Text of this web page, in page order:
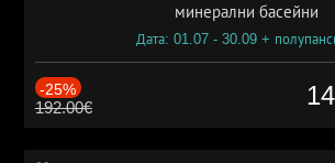
минерални басейни
Дата: 01.07 - 30.09 +
-25%
192.00€